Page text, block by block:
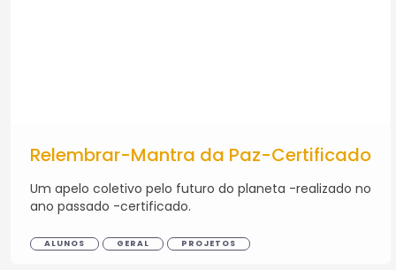
Relembrar-Mantra da Paz-Certificado
Um apelo coletivo pelo futuro do planeta -realizado no
ano passado -certificado.
ALUNOS GERAL PROJETOS